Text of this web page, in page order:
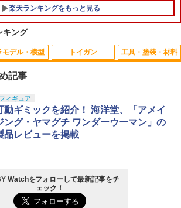
楽天ランキングをもっと見る
デスクトップリアルマッコイ ドラゴンボ
ール 06 孫悟空＆ブルマ -限定復刻仕様
版- 完成品フィギュア[メガハウス]《02
￥11,030
Ver.） (塗装済み可動フィギュア)
￥11,031
6連ショットシェルホルダー 排莢式ショ
ットガン XM1014用 カスタムパーツ ポ
ートロード
￥1,400
￥2,490
Rapidfire DC1100/20C-2S (A)-T 7.4Vリ
ポバッテリー スティックタイプ T-plug |
41px リポバッテリー lipoバッテリー バ
ム サバゲー サバゲ エアガン エアーガン
サバゲー装備 装備 サバゲー用品 サバゲ
ーグッズ ミリタリーグッズ
￥2,580
京商 ステアリングサーボ (ハングオンレ
ーサー専用)【GPW21】 ラジコン用
キング
タカラトミー(TAKARA TOMY) T-SPAR
K トランスフォーマー ニューレジェンズ
NL-07 サウンドウェーブ 可動フィギュア
￥4,440
TAMASHII NATIONS S.H.フィギュアー
ツ（真骨彫製法） 仮面ライダーBLACK
RX 約150mm PVC&ABS&布製 塗装済み
モデル・模型
BANDAI SPIRITS(バンダイ スピリッツ)
30MS SIS-J00 メルンジャ[カラーA] 色
分け済みプラモデル
￥4,200
HG 機動戦士ガンダム00 グラハム専用ユ
ニオンフラッグカスタム 1/144スケール
色分け済みプラモデル
トイガン
東京マルイ(TOKYO MARUI) No.25 コル
ト ガバメント HG 18歳以上エアーHOP
ハンドガン
￥3,384
東京マルイ (TOKYO MARUI) ガスブロー
バックマシンガン No.14 20式 5.56mm
小銃 18歳以上 ガスブローバック
工具・塗装・材料
タミヤ クラフトツールシリーズ No.123
先細薄刃ニッパー (ゲートカット用) プラ
モデル用工具 74123
￥2,781
LOCTITE(ロックタイト) シールはがし
プレミアム 220ml
記事
フィギュア
動ギミックを紹介！ 海洋堂、「アメイ
ング・ヤマグチ ワンダーウーマン」の
品レビューを掲載
Watchをフォローして最新記事をチ
ェック！